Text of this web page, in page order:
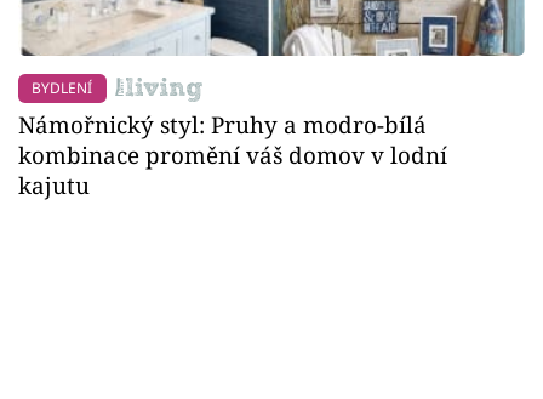
BYDLENÍ
Námořnický styl: Pruhy a modro-bílá
kombinace promění váš domov v lodní
kajutu